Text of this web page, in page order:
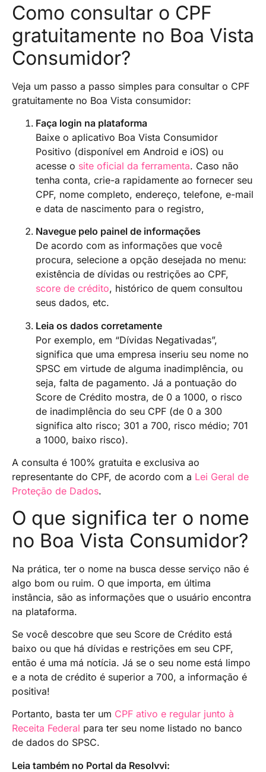
Como consultar o CPF
gratuitamente no Boa Vista
Consumidor?
Veja um passo a passo simples para consultar o CPF
gratuitamente no Boa Vista consumidor:
Faça login na plataforma
Baixe o aplicativo Boa Vista Consumidor
Positivo (disponível em Android e iOS) ou
acesse o site oficial da ferramenta. Caso não
tenha conta, crie-a rapidamente ao fornecer seu
CPF, nome completo, endereço, telefone, e-mail
e data de nascimento para o registro,
Navegue pelo painel de informações
De acordo com as informações que você
procura, selecione a opção desejada no menu:
existência de dívidas ou restrições ao CPF,
score de crédito, histórico de quem consultou
seus dados, etc.
Leia os dados corretamente
Por exemplo, em “Dívidas Negativadas”,
significa que uma empresa inseriu seu nome no
SPSC em virtude de alguma inadimplência, ou
seja, falta de pagamento. Já a pontuação do
Score de Crédito mostra, de 0 a 1000, o risco
de inadimplência do seu CPF (de 0 a 300
significa alto risco; 301 a 700, risco médio; 701
a 1000, baixo risco).
A consulta é 100% gratuita e exclusiva ao
representante do CPF, de acordo com a Lei Geral de
Proteção de Dados.
O que significa ter o nome
no Boa Vista Consumidor?
Na prática, ter o nome na busca desse serviço não é
algo bom ou ruim. O que importa, em última
instância, são as informações que o usuário encontra
na plataforma.
Se você descobre que seu Score de Crédito está
baixo ou que há dívidas e restrições em seu CPF,
então é uma má notícia. Já se o seu nome está limpo
e a nota de crédito é superior a 700, a informação é
positiva!
Portanto, basta ter um CPF ativo e regular junto à
Receita Federal para ter seu nome listado no banco
de dados do SPSC.
Leia também no Portal da Resolvvi: